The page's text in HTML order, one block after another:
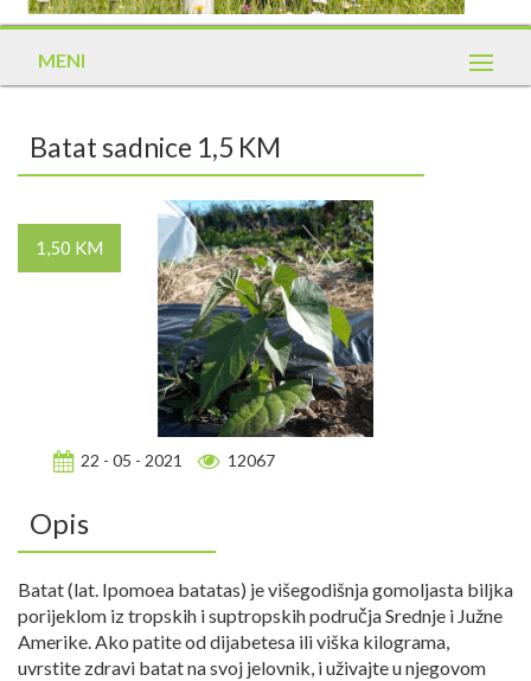
MENI
Batat sadnice 1,5 KM
1,50 KM
22 - 05 - 2021 12067
Opis
Batat (lat. Ipomoea batatas) je višegodišnja gomoljasta biljka
porijeklom iz tropskih i suptropskih područja Srednje i Južne
Amerike. Ako patite od dijabetesa ili viška kilograma,
uvrstite zdravi batat na svoj jelovnik, i uživajte u njegovom